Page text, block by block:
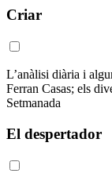
Criar
L’anàlisi diària i
Ferran Casas; els
Setmanada
El despertador